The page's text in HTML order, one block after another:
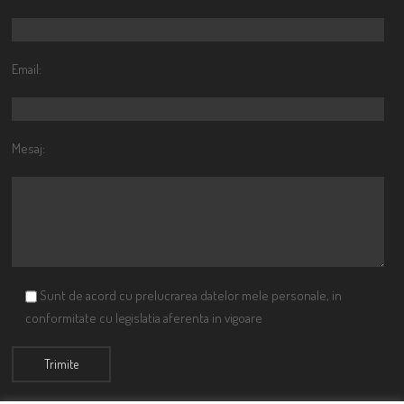
Email:
Mesaj:
Sunt de acord cu prelucrarea datelor mele personale, in
conformitate cu legislatia aferenta in vigoare